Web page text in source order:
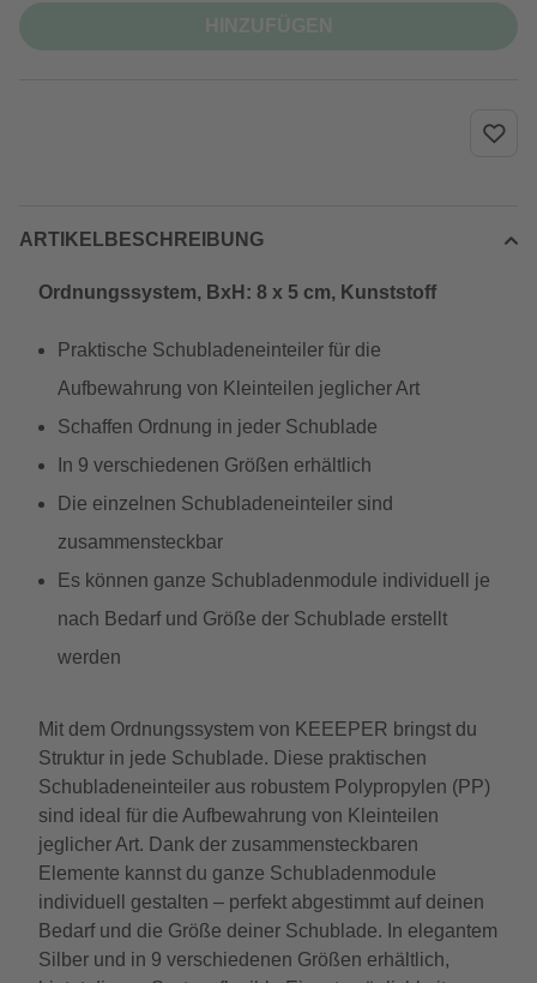
ARTIKELBESCHREIBUNG
Ordnungssystem, BxH: 8 x 5 cm, Kunststoff
Praktische Schubladeneinteiler für die
Aufbewahrung von Kleinteilen jeglicher Art
Schaffen Ordnung in jeder Schublade
In 9 verschiedenen Größen erhältlich
Die einzelnen Schubladeneinteiler sind
zusammensteckbar
Es können ganze Schubladenmodule individuell je
nach Bedarf und Größe der Schublade erstellt
werden
Mit dem Ordnungssystem von KEEEPER bringst du
Struktur in jede Schublade. Diese praktischen
Schubladeneinteiler aus robustem Polypropylen (PP)
sind ideal für die Aufbewahrung von Kleinteilen
jeglicher Art. Dank der zusammensteckbaren
Elemente kannst du ganze Schubladenmodule
individuell gestalten – perfekt abgestimmt auf deinen
Bedarf und die Größe deiner Schublade. In elegantem
Silber und in 9 verschiedenen Größen erhältlich,